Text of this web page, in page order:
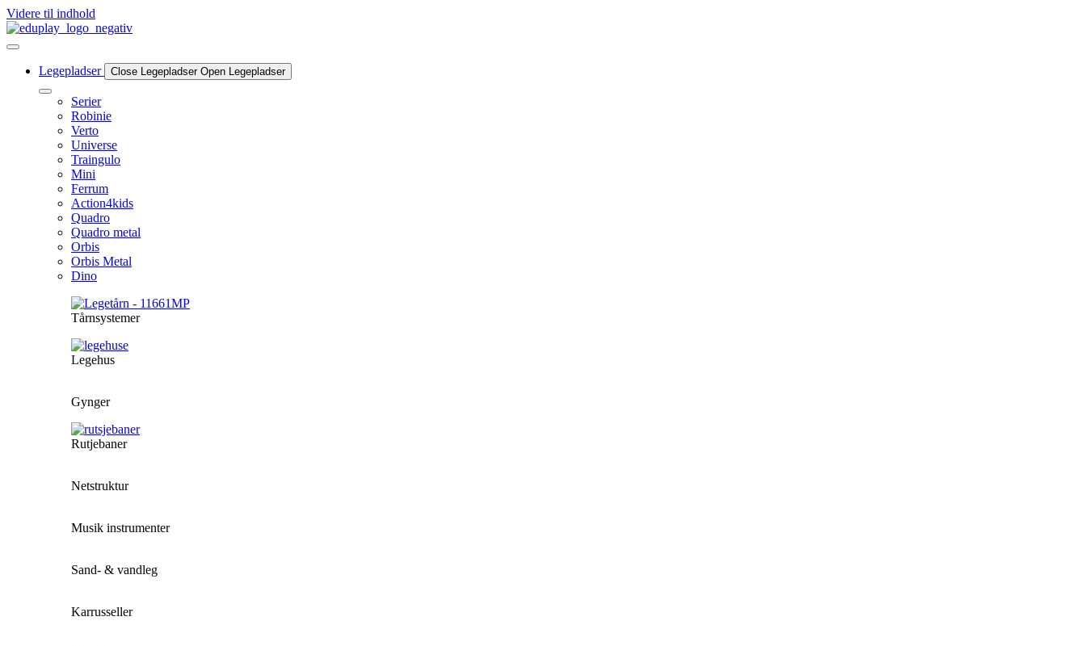
Videre til indhold
Legepladser Close Legepladser Open Legepladser
Serier
Robinie
Verto
Universe
Traingulo
Mini
Ferrum
Action4kids
Quadro
Quadro metal
Orbis
Orbis Metal
Dino
Tårnsystemer
Legehus
Gynger
Rutjebaner
Netstruktur
Musik instrumenter
Sand- & vandleg
Karrusseller